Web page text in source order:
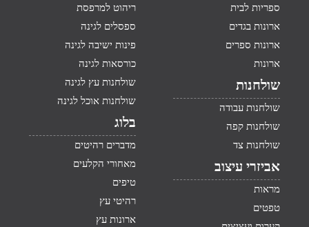
ספריות לבית
ארונות בגדים
ארונות ספרים
ארונות
שולחנות
שולחנות עבודה
שולחנות קפה
שולחנות צד
אביזרי עיצוב
מראות
טפטים
ריהוט למרפסת
ספסלים לגינה
פינות ישיבה לגינה
כורסאות לגינה
שולחנות עץ לגינה
שולחנות אוכל לגינה
בלוג
מדברים רהיטים
מאחורי הקלעים
טיפים
רהיטי עץ
ארונות עץ